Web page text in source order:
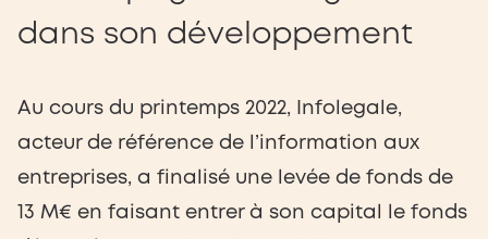
dans son développement
Au cours du printemps 2022, Infolegale,
acteur de référence de l’information aux
entreprises, a finalisé une levée de fonds de
13 M€ en faisant entrer à son capital le fonds